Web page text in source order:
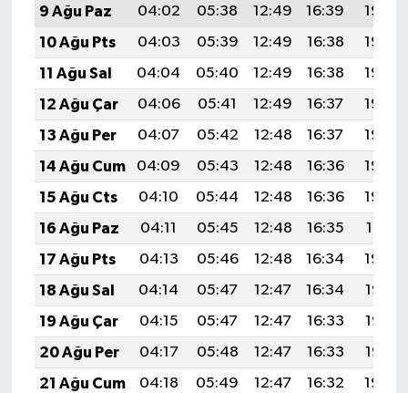
9 Ağu Paz 04:02 05:38 12:49 16:39
19:50
10 Ağu Pts
04:03 05:39 12:49 16:38
19:49
11 Ağu Sal
04:04 05:40 12:49 16:38
19:48
12 Ağu Çar
04:06 05:41 12:49 16:37
19:46
13 Ağu Per
04:07 05:42 12:48 16:37
19:45
14 Ağu Cum
04:09 05:43 12:48 16:36
19:44
15 Ağu Cts
04:10 05:44 12:48 16:36
19:43
16 Ağu Paz
04:11 05:45 12:48 16:35
19:41
17 Ağu Pts
04:13 05:46 12:48 16:34
19:40
18 Ağu Sal
04:14 05:47 12:47 16:34
19:38
19 Ağu Çar
04:15 05:47 12:47 16:33
19:37
20 Ağu Per
04:17 05:48 12:47 16:33
19:36
21 Ağu Cum
04:18 05:49 12:47 16:32
19:34